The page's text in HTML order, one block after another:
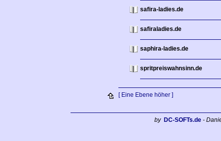
safira-ladies.de
safiraladies.de
saphira-ladies.de
spritpreiswahnsinn.de
[ Eine Ebene höher ]
by DC-SOFTs.de -